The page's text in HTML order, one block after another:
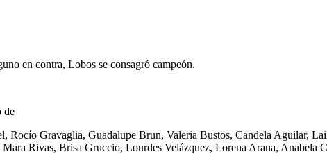
en contra, Lobos se consagró campeón.
de
Rocío Gravaglia, Guadalupe Brun, Valeria Bustos, Candela Aguilar,
Rivas, Brisa Gruccio, Lourdes Velázquez, Lorena Arana, Anabela